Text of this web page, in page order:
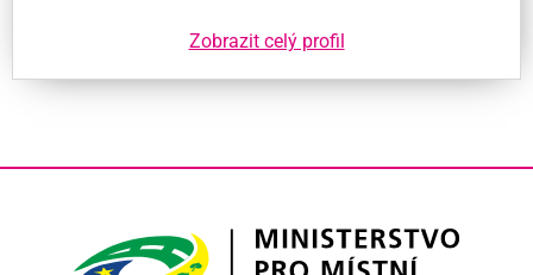
Zobrazit celý profil